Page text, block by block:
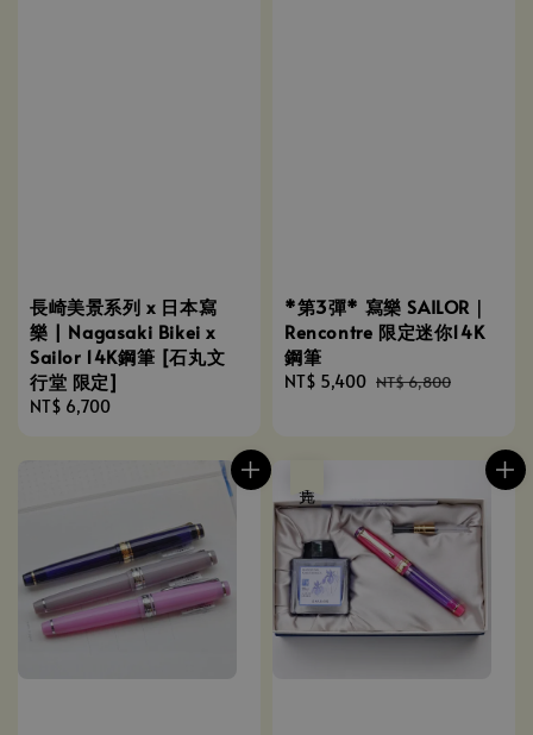
長崎美景系列 x 日本寫
樂 | Nagasaki Bikei x
Sailor 14K鋼筆 [石丸文
行堂 限定]
Regular
NT$ 6,700
*第3彈* 寫樂 SAILOR｜
Rencontre 限定迷你14K
鋼筆
Sale
NT$ 5,400 Regular
NT$ 6,800